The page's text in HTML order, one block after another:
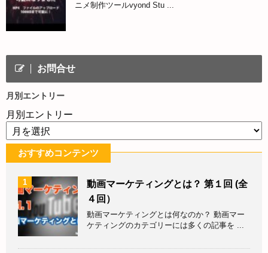
ニメ制作ツールvyond Stu ...
お問合せ
月別エントリー
月別エントリー
おすすめコンテンツ
1
動画マーケティングとは？ 第１回 (全
４回）
動画マーケティングとは何なのか？ 動画マー
ケティングのカテゴリーには多くの記事を ...